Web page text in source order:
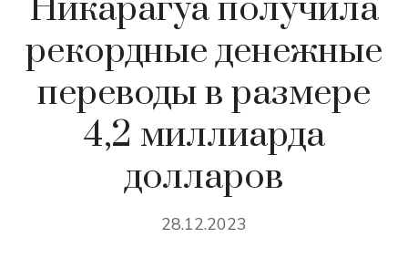
Никарагуа получила
рекордные денежные
переводы в размере
4,2 миллиарда
долларов
28.12.2023